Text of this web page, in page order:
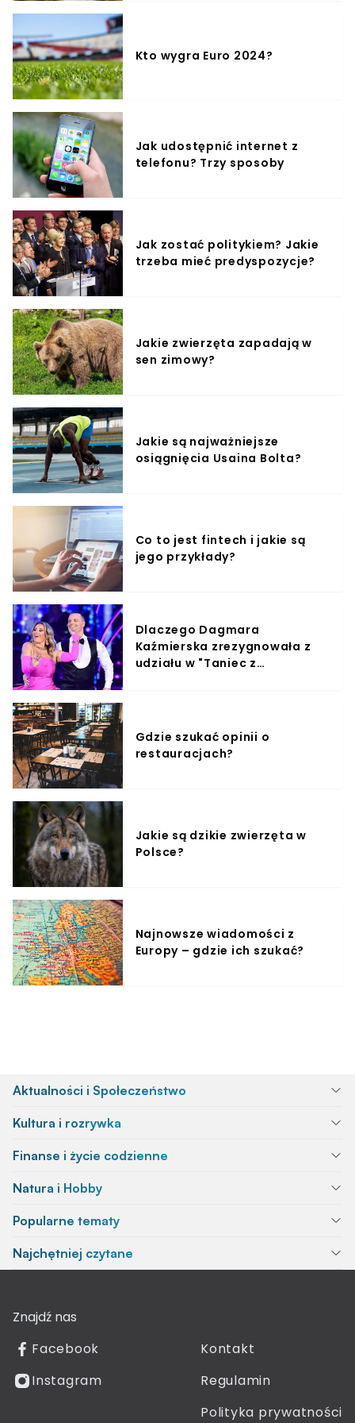
pojawię | Po mojej prawicy zasiada czerwony,
Galaktyczny Wędrowiec | Po mojej lewicy niebieska,
wiodąca Moc" - czytamy w tekście "Jam Jest 444".
Kto wygra Euro 2024?
Jak udostępnić internet z
telefonu? Trzy sposoby
Jak zostać politykiem? Jakie
trzeba mieć predyspozycje?
Jakie zwierzęta zapadają w
sen zimowy?
Jakie są najważniejsze
osiągnięcia Usaina Bolta?
Co to jest fintech i jakie są
jego przykłady?
Dlaczego Dagmara
Kaźmierska zrezygnowała z
udziału w "Taniec z
Gdzie szukać opinii o
restauracjach?
Jakie są dzikie zwierzęta w
Polsce?
Najnowsze wiadomości z
Europy – gdzie ich szukać?
Aktualności i Społeczeństwo
Kultura i rozrywka
Finanse i życie codzienne
Natura i Hobby
Popularne tematy
Najchętniej czytane
Znajdź nas
Facebook
Instagram
Kontakt
Regulamin
Polityka prywatności